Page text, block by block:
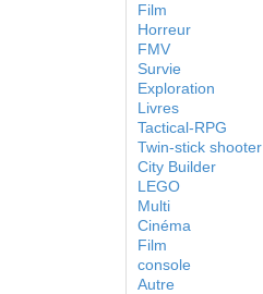
Film
Horreur
FMV
Survie
Exploration
Livres
Tactical-RPG
Twin-stick shooter
City Builder
LEGO
Multi
Cinéma
Film
console
Autre